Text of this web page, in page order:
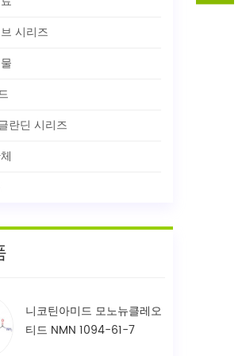
시리즈
란딘 시리즈
니코틴아미드 모노뉴클레오
티드 NMN 1094-61-7